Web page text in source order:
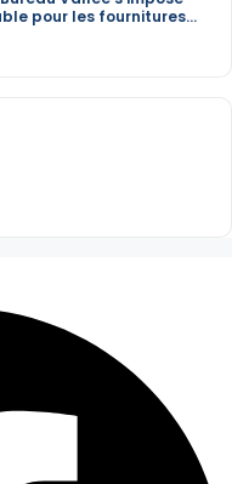
pour les fournitures